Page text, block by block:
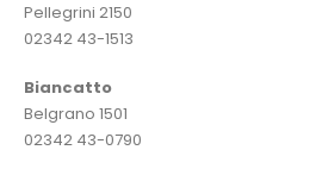
Pellegrini 2150
02342 43-1513
Biancatto
Belgrano 1501
02342 43-0790